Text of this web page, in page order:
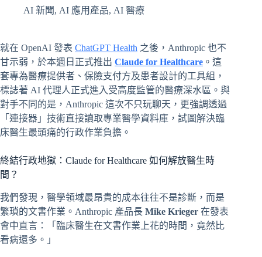
AI 新聞, AI 應用產品, AI 醫療
就在 OpenAI 發表 ChatGPT Health 之後，Anthropic 也不
甘示弱，於本週日正式推出 Claude for Healthcare 。這
套專為醫療提供者、保險支付方及患者設計的工具組，
標誌著 AI 代理人正式進入受高度監管的醫療深水區。與
對手不同的是，Anthropic 這次不只玩聊天，更強調透過
「連接器」技術直接讀取專業醫學資料庫，試圖解決臨
床醫生最頭痛的行政作業負擔。
終結行政地獄：Claude for Healthcare 如何解放醫生時
間？
我們發現，醫學領域最昂貴的成本往往不是診斷，而是
繁瑣的文書作業。Anthropic 產品長 Mike Krieger 在發表
會中直言：「臨床醫生在文書作業上花的時間，竟然比
看病還多。」